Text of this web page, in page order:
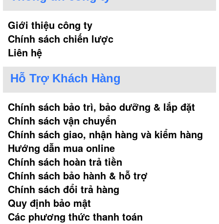
Giới thiệu công ty
Chính sách chiến lược
Liên hệ
Hỗ Trợ Khách Hàng
Chính sách bảo trì, bảo dưỡng & lắp đặt
Chính sách vận chuyển
Chính sách giao, nhận hàng và kiểm hàng
Hướng dẫn mua online
Chính sách hoàn trả tiền
Chính sách bảo hành & hỗ trợ
Chính sách đổi trả hàng
Quy định bảo mật
Các phương thức thanh toán